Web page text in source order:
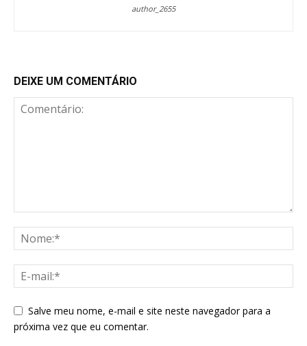
author_2655
DEIXE UM COMENTÁRIO
Salve meu nome, e-mail e site neste navegador para a
próxima vez que eu comentar.